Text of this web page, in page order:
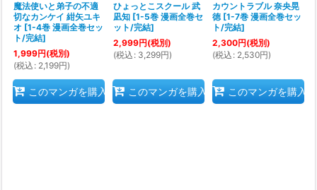
魔法使いと弟子の不適
切なカンケイ 紺矢ユキ
オ [1-4巻 漫画全巻セッ
ト/完結]
1,999円(税別)
(税込 : 2,199円)
このマンガを購入
ひょっとこスクール 武
凪知 [1-5巻 漫画全巻セ
ット/完結]
2,999円(税別)
(税込 : 3,299円)
このマンガを購入
カウントラブル 奈央晃
徳 [1-7巻 漫画全巻セッ
ト/完結]
2,300円(税別)
(税込 : 2,530円)
このマンガを購入